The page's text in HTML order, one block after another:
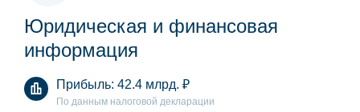
Юридическая и финансовая
информация
Прибыль: 42.4 млрд. ₽
По данным налоговой декларации